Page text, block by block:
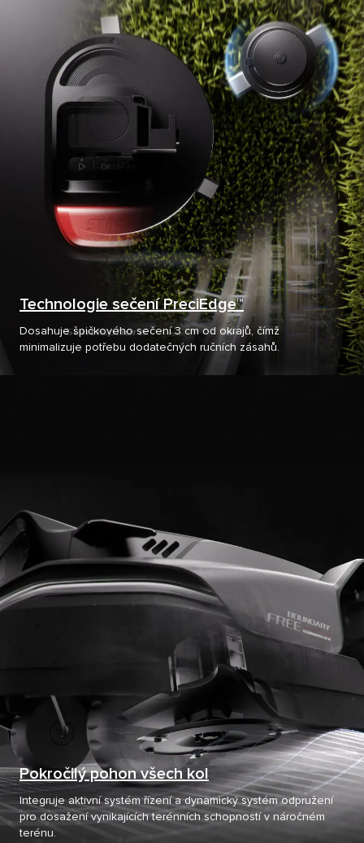
Technologie sečení PreciEdge™
Dosahuje špičkového sečení 3 cm od okrajů, čímž
minimalizuje potřebu dodatečných ručních zásahů.
Pokročilý pohon všech kol
Integruje aktivní systém řízení a dynamický systém odpružení
pro dosažení vynikajících terénních schopností v náročném
terénu.